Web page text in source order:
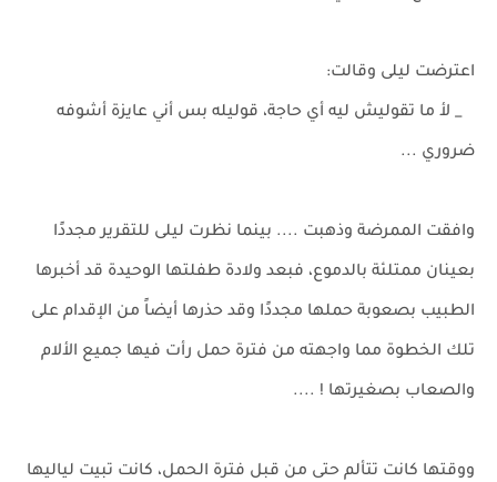
اعترضت ليلى وقالت:
_ لأ ما تقوليش ليه أي حاجة، قوليله بس أني عايزة أشوفه
ضروري ...
وافقت الممرضة وذهبت .... بينما نظرت ليلى للتقرير مجددًا
بعينان ممتلئة بالدموع، فبعد ولادة طفلتها الوحيدة قد أخبرها
الطبيب بصعوبة حملها مجددًا وقد حذرها أيضاً من الإقدام على
تلك الخطوة مما واجهته من فترة حمل رأت فيها جميع الألام
والصعاب بصغيرتها ! ....
ووقتها كانت تتألم حتى من قبل فترة الحمل، كانت تبيت لياليها